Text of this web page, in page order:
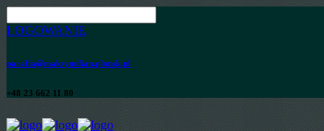
LOGOWANIE
parafia@maksymilian.plonsk.pl
+48 23 662 11 80